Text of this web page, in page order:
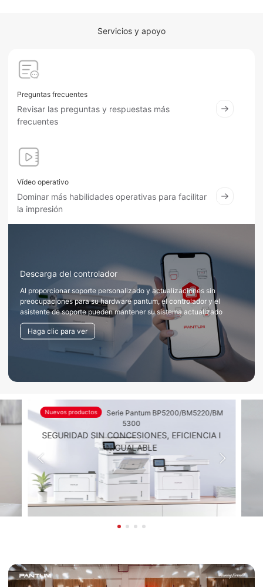
Servicios y apoyo
Preguntas frecuentes
Revisar las preguntas y respuestas más
frecuentes
Vídeo operativo
Dominar más habilidades operativas para facilitar
la impresión
Descarga del controlador
Al proporcionar soporte personalizado y actualizaciones sin
preocupaciones para su hardware pantum, el controlador y el
asistente de soporte pueden mantener su sistema actualizado
Haga clic para ver
Nuevos productos
Serie Pantum BP5200/BM5220/BM
5300
SEGURIDAD SIN CONCESIONES, EFICIENCIA I
NIGUALABLE